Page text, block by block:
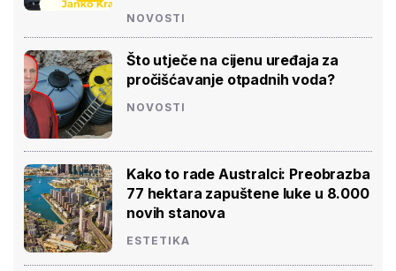
NOVOSTI
Što utječe na cijenu uređaja za
pročišćavanje otpadnih voda?
NOVOSTI
Kako to rade Australci: Preobrazba
77 hektara zapuštene luke u 8.000
novih stanova
ESTETIKA